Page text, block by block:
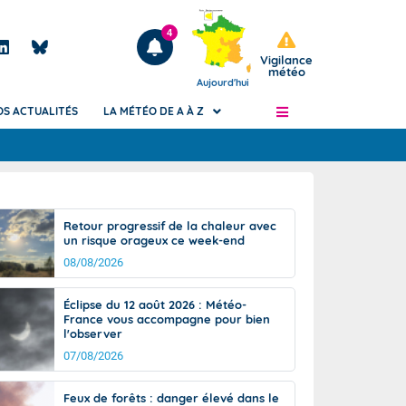
Articles
4
Aujourd'hui
Vigilance
météo
de
Phénomènes dangereux de J+2 à J+7
Avertissement pluies intenses à l'échelle
des communes (Apic)
Bulletins Marine
Bulletins d'estimation du risque
d'avalanche
Météo des forêts
Vigicrues
ACTUALITÉS LA MÉTÉO DE A À Z
Retour progressif de la chaleur avec
un risque orageux ce week-end
08/08/2026
Éclipse du 12 août 2026 : Météo-
France vous accompagne pour bien
l'observer
07/08/2026
Feux de forêts : danger élevé dans le